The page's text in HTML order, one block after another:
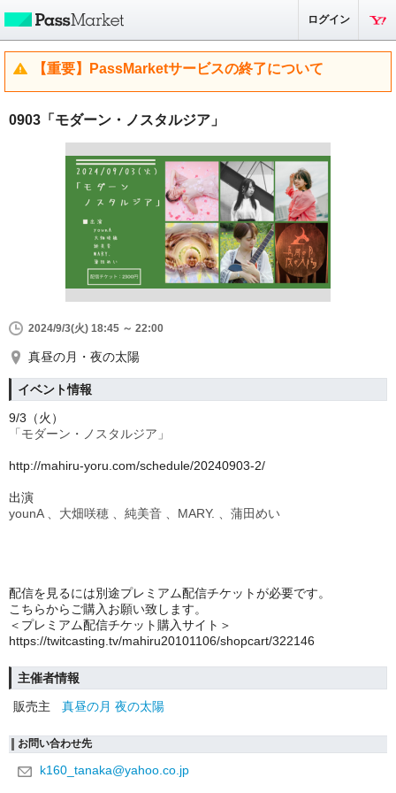
ログイン
【重要】PassMarketサービスの終了について
0903「モダーン・ノスタルジア」
2024/9/3(火) 18:45 ～ 22:00
真昼の月・夜の太陽
イベント情報
9/3 （火）
「モダーン・ノスタルジア」
http://mahiru-yoru.com/schedule/20240903-2/
出演
younA 、大畑咲穂 、純美音 、MARY. 、蒲田めい
配信を見るには別途プレミアム配信チケットが必要です。
こちらからご購入お願い致します。
＜プレミアム配信チケット購入サイト＞
https://twitcasting.tv/mahiru20101106/shopcart/322146
主催者情報
販売主
真昼の月 夜の太陽
お問い合わせ先
k160_tanaka@yahoo.co.jp